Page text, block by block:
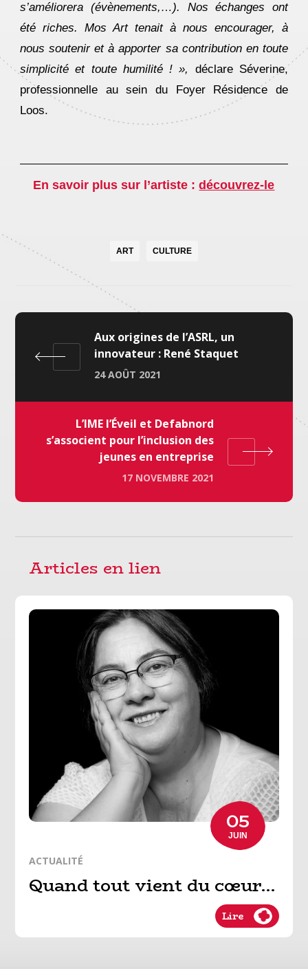
s’améliorera (évènements,…). Nos échanges ont
été riches. Mos Art tenait à nous encourager, à
nous soutenir et à apporter sa contribution en toute
simplicité et toute humilité ! »,
déclare Séverine,
professionnelle au sein du Foyer Résidence de
Loos.
En savoir plus sur l’artiste :découvrez-le
ART CULTURE
Aux origines de l’ASRL, un
innovateur : René Staquet
24 AOÛT 2021
L’IME l’Éveil et Defabnord
s’associent pour l’inclusion des
jeunes en entreprise
17 NOVEMBRE 2021
05
JUIN
ACTUALITÉ
Quand tout vient du cœur…
Lire